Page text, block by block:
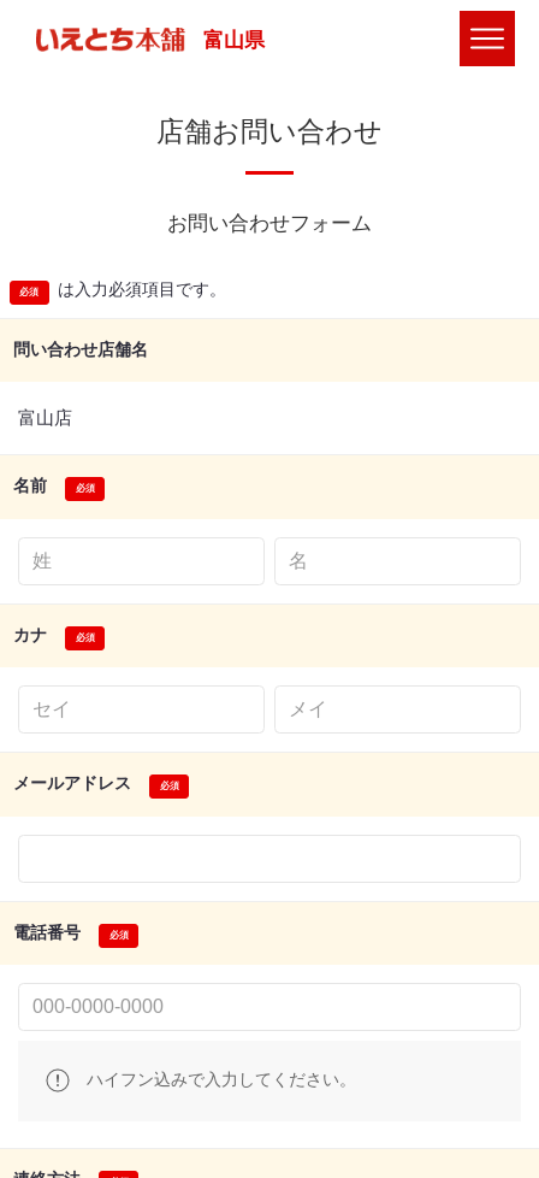
富山県
店舗お問い合わせ
お問い合わせフォーム
は入力必須項目です。
問い合わせ店舗名
富山店
名前
カナ
メールアドレス
電話番号
ハイフン込みで入力してください。